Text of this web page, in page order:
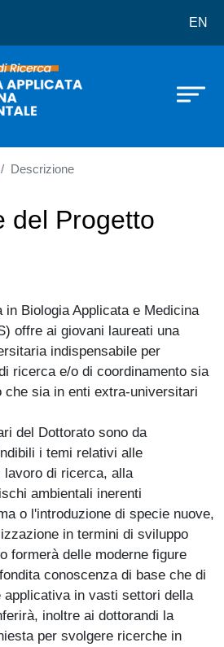
Applicata eEN
Descrizione
del Progetto
Biologia Applicata e Medicina
offre ai giovani laureati una
indispensabile per
ricerca e/o di coordinamento sia
che sia in enti extra-universitari
del Dottorato sono da
i temi relativi alle
lavoro di ricerca, alla
ambientali inerenti
o l'introduzione di specie nuove,
in termini di sviluppo
formerà delle moderne figure
conoscenza di base che di
applicativa in vasti settori della
inoltre ai dottorandi la
per svolgere ricerche in